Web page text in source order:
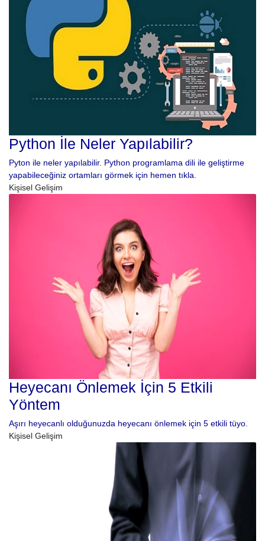
Python İle Neler Yapılabilir?
Pyton ile neler yapılabilir. Python programlama dili ile geliştirme
yapabileceğiniz ortamları görmek için hemen tıkla.
Kişisel Gelişim
Heyecanı Önlemek İçin 5 Etkili
Yöntem
Aşırı heyecanlı olduğunuzda heyecanı önlemek için 5 etkili tüyo.
Kişisel Gelişim